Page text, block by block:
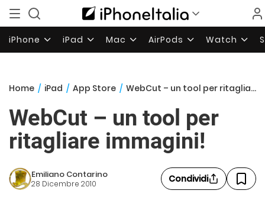
iPhone iPad Mac AirPods Watch
Home / iPad / App Store / WebCut – un tool per ritagliare immagini!
WebCut – un tool per
ritagliare immagini!
Emiliano Contarino
28 Dicembre 2010 Condividi